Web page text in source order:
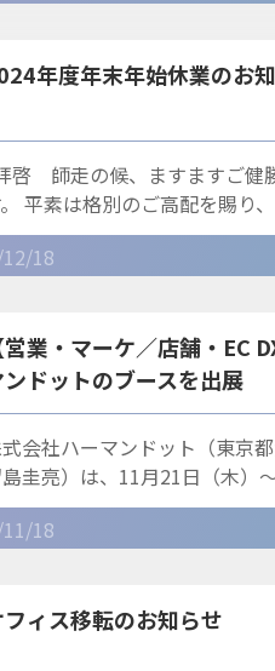
年度年末年始休業のお
師走の候、ますますご健
平素は格別のご高配を賜り
社ハーマンドットでは年末
の18
業・マーケ／店舗・EC
ドットのブースを出展
会社ハーマンドット（東京
圭亮）は、11月21日（木）
イト（東京国際展示場）で
・EC DXPO東京&
18
ィス移転のお知らせ